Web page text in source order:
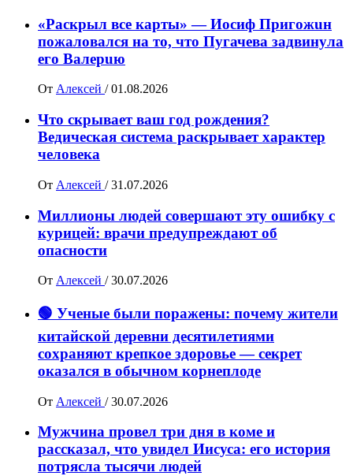
«Раскрыл все карты» — Иосиф Пpигожuн
пожалoвался на то, что Пугачева задвинула
его Вaлepuю
От Алексей / 01.08.2026
Что скрывает ваш год рождения?
Ведическая система раскрывает характер
человека
От Алексей / 31.07.2026
Миллионы людей совершают эту ошибку с
курицей: врачи предупреждают об
опасности
От Алексей / 30.07.2026
🟢 Ученые были поражены: почему жители
китайской деревни десятилетиями
сохраняют крепкое здоровье — секрет
оказался в обычном корнеплоде
От Алексей / 30.07.2026
Мужчина провел три дня в коме и
рассказал, что увидел Иисуса: его история
потрясла тысячи людей